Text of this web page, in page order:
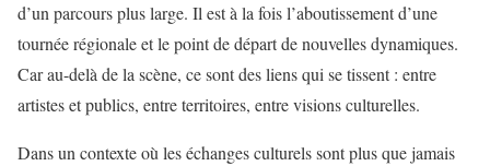
d’un parcours plus large. Il est à la fois l’aboutissement d’une
tournée régionale et le point de départ de nouvelles dynamiques.
Car au-delà de la scène, ce sont des liens qui se tissent : entre
artistes et publics, entre territoires, entre visions culturelles.
Dans un contexte où les échanges culturels sont plus que jamais